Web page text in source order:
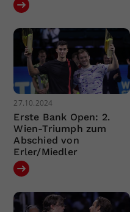
27.10.2024
Erste Bank Open: 2.
Wien-Triumph zum
Abschied von
Erler/Miedler